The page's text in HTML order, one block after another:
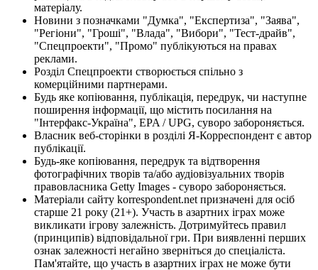
матеріалу.
Новини з позначками "Думка", "Експертиза", "Заява",
"Регіони", "Гроші", "Влада", "Вибори", "Тест-драйв",
"Спецпроекти", "Промо" публікуються на правах
реклами.
Розділ Спецпроекти створюється спільно з
комерційними партнерами.
Будь яке копіювання, публікація, передрук, чи наступне
поширення інформації, що містить посилання на
"Інтерфакс-Україна", EPA / UPG, суворо забороняється.
Власник веб-сторінки в розділі Я-Корреспондент є автор
публікації.
Будь-яке копіювання, передрук та відтворення
фотографічних творів та/або аудіовізуальних творів
правовласника Getty Images - суворо забороняється.
Матеріали сайту korrespondent.net призначені для осіб
старше 21 року (21+). Участь в азартних іграх може
викликати ігрову залежність. Дотримуйтесь правил
(принципів) відповідальної гри. При виявленні перших
ознак залежності негайно зверніться до спеціаліста.
Пам'ятайте, що участь в азартних іграх не може бути